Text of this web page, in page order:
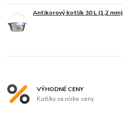
Antikorový kotlík 30 L (1,2 mm)
VÝHODNÉ CENY
Kotlíky za nízke ceny